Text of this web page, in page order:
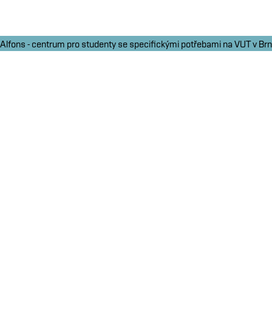
Alfons - centrum pro studenty se specifickými potřebami na VUT v